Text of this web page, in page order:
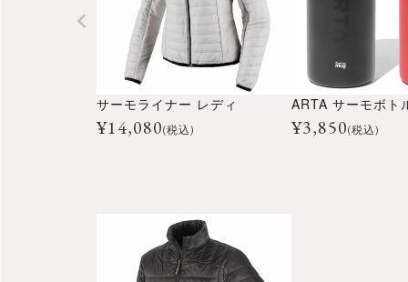
サーモライナー レディ
¥14,080(税込)
ARTA サーモボト
¥3,850(税込)